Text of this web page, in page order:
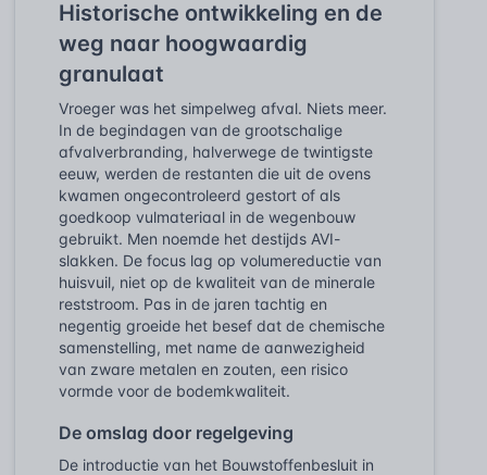
Historische ontwikkeling en de
weg naar hoogwaardig
granulaat
Vroeger was het simpelweg afval. Niets meer.
In de begindagen van de grootschalige
afvalverbranding, halverwege de twintigste
eeuw, werden de restanten die uit de ovens
kwamen ongecontroleerd gestort of als
goedkoop vulmateriaal in de wegenbouw
gebruikt. Men noemde het destijds AVI-
slakken. De focus lag op volumereductie van
huisvuil, niet op de kwaliteit van de minerale
reststroom. Pas in de jaren tachtig en
negentig groeide het besef dat de chemische
samenstelling, met name de aanwezigheid
van zware metalen en zouten, een risico
vormde voor de bodemkwaliteit.
De omslag door regelgeving
De introductie van het Bouwstoffenbesluit in